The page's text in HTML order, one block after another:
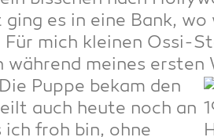
es in eine Bank, wo
mich klei­nen Ossi-
wäh­rend mei­nes ers­ten
Die Pup­pe bekam den
auch heu­te noch an
ich froh bin, ohne